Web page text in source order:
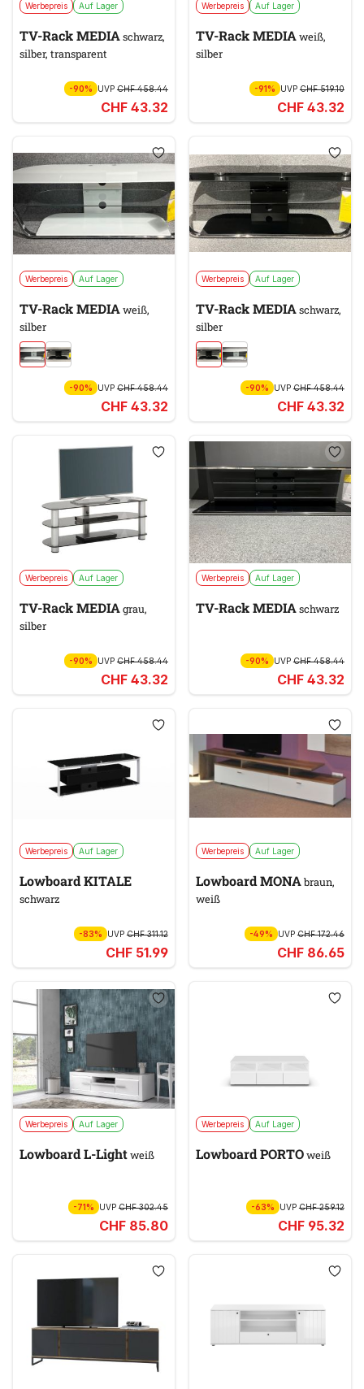
Werbepreis Auf Lager
TV-Rack MEDIAschwarz,
silber, transparent
-90% UVP CHF 458.44
CHF 43.32
Werbepreis Auf Lager
TV-Rack MEDIAweiß,
silber
-91% UVPCHF 519.10
CHF 43.32
Werbepreis Auf Lager
TV-Rack MEDIAweiß,
silber
-90% UVP CHF 458.44
CHF 43.32
Werbepreis Auf Lager
TV-Rack MEDIAschwarz,
silber
-90% UVPCHF 458.44
CHF 43.32
Werbepreis Auf Lager
TV-Rack MEDIAgrau,
silber
-90% UVP CHF 458.44
CHF 43.32
Werbepreis Auf Lager
TV-Rack MEDIAschwarz
-90% UVPCHF 458.44
CHF 43.32
Werbepreis Auf Lager
Lowboard KITALE
schwarz
-83% UVP CHF 311.12
CHF 51.99
Werbepreis Auf Lager
Lowboard MONAbraun,
weiß
-49% UVPCHF 172.46
CHF 86.65
Werbepreis Auf Lager
Lowboard L-Lightweiß
-71% UVP CHF 302.45
CHF 85.80
Werbepreis Auf Lager
Lowboard PORTOweiß
-63% UVPCHF 259.12
CHF 95.32